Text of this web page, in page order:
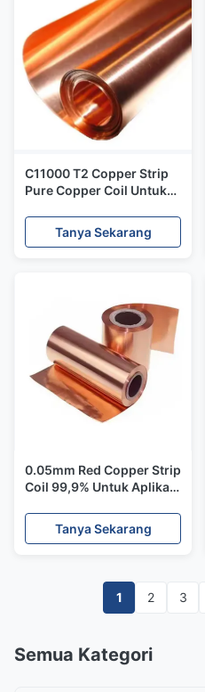
C11000 T2 Copper Strip
Pure Copper Coil Untuk
Elektronik
Tanya Sekarang
0.05mm Red Copper Strip
Coil 99,9% Untuk Aplikasi
Tanya Sekarang
1 2 3
Semua Kategori